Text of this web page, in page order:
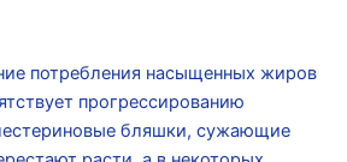
потребления насыщенных жиров
прогрессированию
бляшки, сужающие